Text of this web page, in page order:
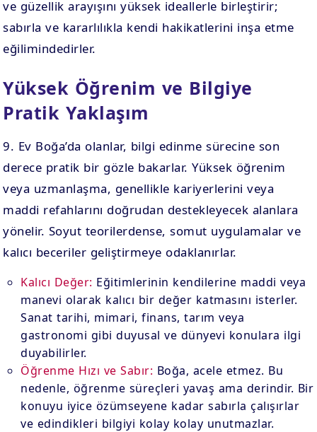
ve güzellik arayışını yüksek ideallerle birleştirir;
sabırla ve kararlılıkla kendi hakikatlerini inşa etme
eğilimindedirler.
Yüksek Öğrenim ve Bilgiye
Pratik Yaklaşım
9. Ev Boğa’da olanlar, bilgi edinme sürecine son
derece pratik bir gözle bakarlar. Yüksek öğrenim
veya uzmanlaşma, genellikle kariyerlerini veya
maddi refahlarını doğrudan destekleyecek alanlara
yönelir. Soyut teorilerdense, somut uygulamalar ve
kalıcı beceriler geliştirmeye odaklanırlar.
Kalıcı Değer: Eğitimlerinin kendilerine maddi veya
manevi olarak kalıcı bir değer katmasını isterler.
Sanat tarihi, mimari, finans, tarım veya
gastronomi gibi duyusal ve dünyevi konulara ilgi
duyabilirler.
Öğrenme Hızı ve Sabır: Boğa, acele etmez. Bu
nedenle, öğrenme süreçleri yavaş ama derindir. Bir
konuyu iyice özümseyene kadar sabırla çalışırlar
ve edindikleri bilgiyi kolay kolay unutmazlar.